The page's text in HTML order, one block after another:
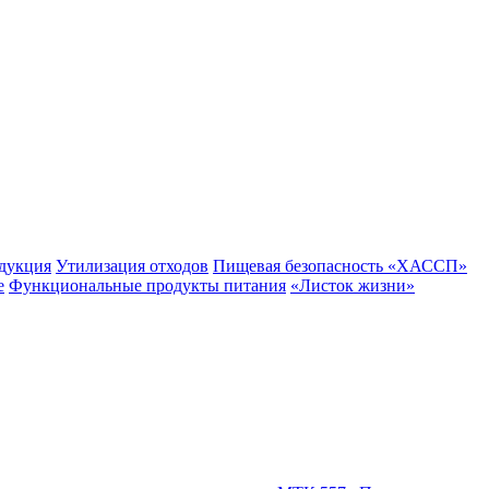
Утилизация отходов Пищевая безопасность «ХАССП»
Функциональные продукты питания «Листок жизни»